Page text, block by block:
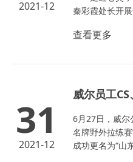
2021-12
秦彩霞处长
查看更多
31
2021-12
威尔员工
6月27日，威尔
名牌野外拉练
成功更名为“山